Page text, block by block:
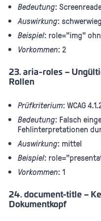
Bedeutung:
Auswirkung:
Beispiel: role="img"
Vorkommen: 2
23. aria-roles –
Rollen
Prüfkriterium: WCAG
Bedeutung: Falsch
Fehlinterpretationen
Auswirkung: mittel
Beispiel:
Vorkommen: 1
24. document-title –
Dokumentkopf